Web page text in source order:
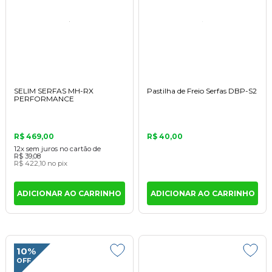
SELIM SERFAS MH-RX
PERFORMANCE
R$ 469,00
12x sem juros no cartãode
R$ 39,08
R$ 422,10 no pix
ADICIONAR AO CARRINHO
Pastilha de Freio Serfas DBP-S2
R$ 40,00
ADICIONAR AO CARRINHO
10%
OFF